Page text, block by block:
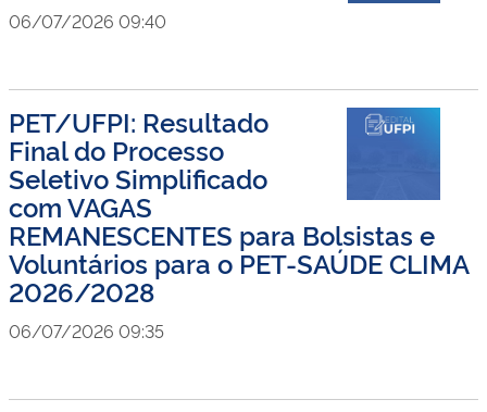
06/07/2026 09:40
PET/UFPI: Resultado
Final do Processo
Seletivo Simplificado
com VAGAS
REMANESCENTES para Bolsistas e
Voluntários para o PET-SAÚDE CLIMA
2026/2028
06/07/2026 09:35